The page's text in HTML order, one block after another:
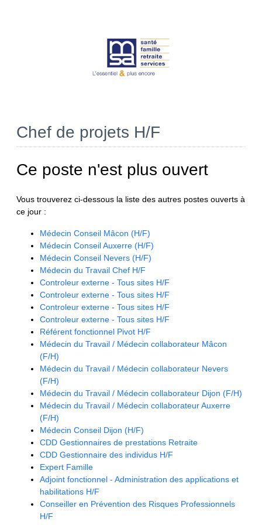
Chef de projets H/F
Ce poste n'est plus ouvert
Vous trouverez ci-dessous la liste des autres postes ouverts à
ce jour :
Médecin Conseil Mâcon (H/F)
Médecin Conseil Auxerre (H/F)
Médecin Conseil Nevers (H/F)
Médecin du Travail Chef H/F
Controleur externe - Tous sites H/F
Controleur externe - Tous sites H/F
Controleur externe - Tous sites H/F
Controleur externe - Tous sites H/F
Référent fonctionnel Pivot H/F
Médecin du Travail / Médecin collaborateur Mâcon
(F/H)
Médecin du Travail / Médecin collaborateur Nevers
(F/H)
Médecin du Travail / Médecin collaborateur Dijon (F/H)
Médecin du Travail / Médecin collaborateur Auxerre
(F/H)
Médecin Conseil Dijon (H/F)
CDD Gestionnaires de prestations Retraite
CDD Gestionnaire des individus H/F
Expert Famille
Adjoint fonctionnel - Administration des applications et
habilitations H/F
Conseiller en Prévention des Risques Professionnels
H/F